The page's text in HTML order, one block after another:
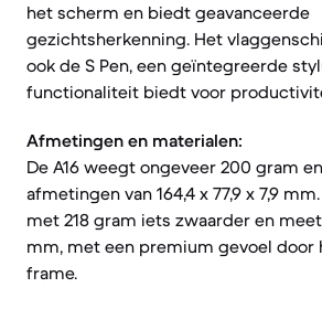
het scherm en biedt geavanceerde
gezichtsherkenning. Het
ook de S Pen, een geïntegreerde
functionaliteit biedt voor
Afmetingen en materialen:
De A16 weegt ongeveer 200 gram
afmetingen van 164,4 x 77,9 x 7,9
met 218 gram iets zwaarder en meet
mm, met een premium gevoel door
frame.